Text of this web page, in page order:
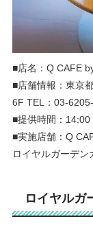
■店名：Q CAFE
■店舗情報：東京
6F TEL：03-
■提供時間：14:00
■実施店舗：Q
ロイヤルガーデン
ロイヤルガ